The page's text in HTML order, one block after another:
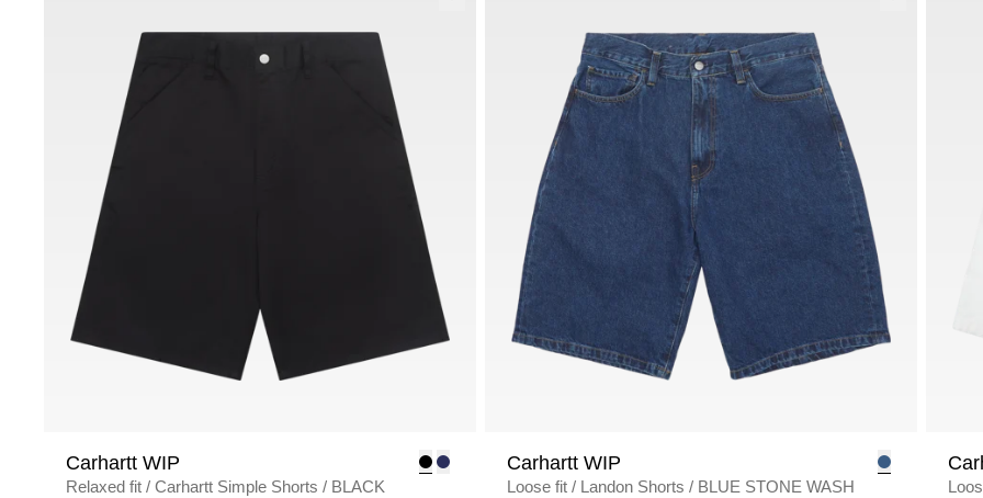
Carhartt WIP
Relaxed fit / Carhartt Simple Shorts / BLACK
Carhartt WIP
Loose fit / Landon Shorts / BLUE STONE WASH